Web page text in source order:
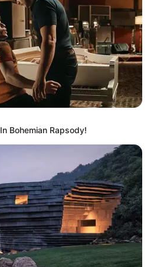
Autoridades en Cartagena
evitan cobro excesivo de
$6 millones a turistas
CAPTURAS
Capturan a seis personas
GALEÓN SAN JOSÉ
Gobierno inicia litigio
internacional contra Sea
Search Armada por
Galeón San José
Bohemian Rapsody!